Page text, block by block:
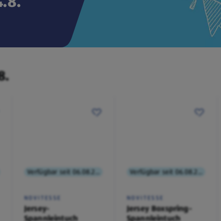
NOVITESSE
Jersey-
Spannleintuch
NOVITESSE
Jersey Boxspring-
Spannleintuch